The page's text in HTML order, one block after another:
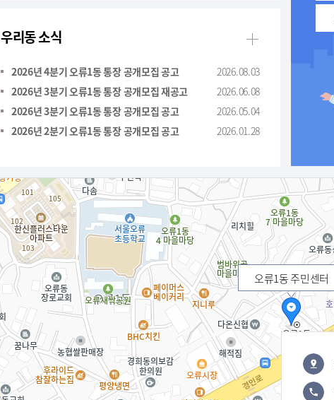
우리동 소식
2026년 4분기 오류1동 통장 공개모집 공고
2026.08.03
2026년 3분기 오류1동 통장 공개모집 재공고
2026.06.08
2026년 3분기 오류1동 통장 공개모집 공고
2026.05.04
2026년 2분기 오류1동 통장 공개모집 공고
2026.01.28
오류1동 주민센터